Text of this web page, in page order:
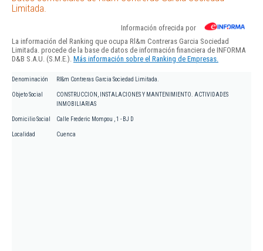
Limitada.
Información ofrecida por
La información del Ranking que ocupa Rl&m Contreras Garcia Sociedad
Limitada. procede de la base de datos de información financiera de INFORMA
D&B S.A.U. (S.M.E.). Más información sobre el Ranking de Empresas.
Denominación Rl&m Contreras Garcia Sociedad Limitada.
Objeto Social
CONSTRUCCION, INSTALACIONES Y MANTENIMIENTO. ACTIVIDADES
INMOBILIARIAS
Domicilio Social Calle Frederic Mompou , 1 - BJ D
Localidad Cuenca